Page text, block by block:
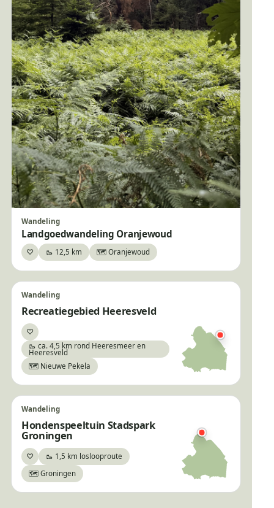
Wandeling
Landgoedwandeling Oranjewoud
♡Bewaar🥾 12,5 km 🗺️ Oranjewoud
Wandeling
Recreatiegebied Heeresveld
♡Bewaar
🥾 ca. 4,5 km rond Heeresmeer en
Heeresveld
🗺️ Nieuwe Pekela
Wandeling
Hondenspeeltuin Stadspark
Groningen
♡Bewaar🥾 1,5 km loslooproute
🗺️ Groningen